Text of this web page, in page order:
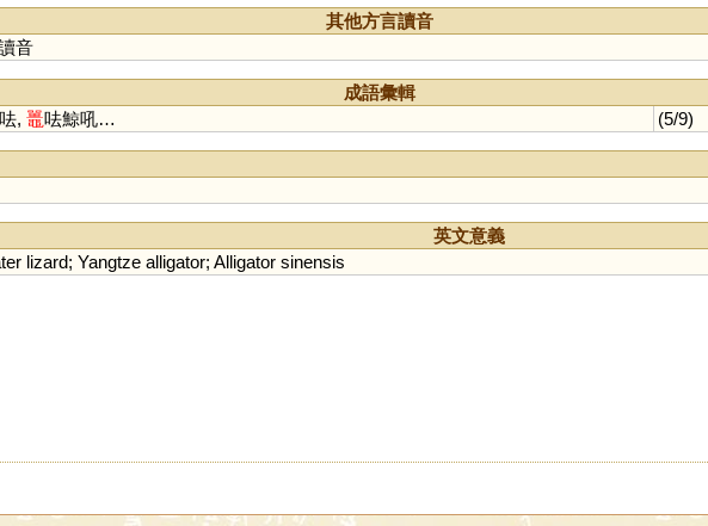
其他方言讀音
音
成語彙輯
, 鼉呿鯨吼… (5/9)
英文意義
lizard; Yangtze alligator; Alligator sinensis